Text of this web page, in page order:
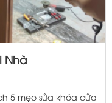
Nhà
5 mẹo sửa khóa cửa